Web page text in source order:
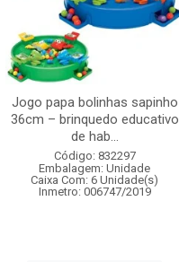
Jogo papa bolinhas sapinho
36cm – brinquedo educativo
de hab...
Código: 832297
Embalagem: Unidade
Caixa Com: 6 Unidade(s)
Inmetro: 006747/2019